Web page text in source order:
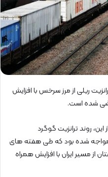
ریلی از مرز سرخس با افزایش
شده است.
روند ترانزیت گوگرد
مواجه شده بود که طی هفته های
از مسیر ایران با افزایش همراه